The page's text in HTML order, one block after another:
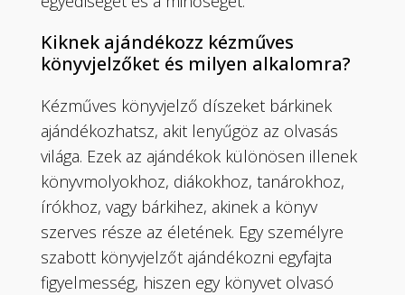
Kiknek ajándékozz kézműves
könyvjelzőket és milyen alkalomra?
Kézműves könyvjelző díszeket bárkinek
ajándékozhatsz, akit lenyűgöz az olvasás
világa. Ezek az ajándékok különösen illenek
könyvmolyokhoz, diákokhoz, tanárokhoz,
írókhoz, vagy bárkihez, akinek a könyv
szerves része az életének. Egy személyre
szabott könyvjelzőt ajándékozni egyfajta
figyelmesség, hiszen egy könyvet olvasó